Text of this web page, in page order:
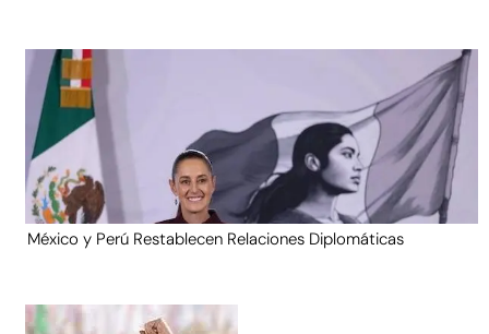
México y Perú Restablecen Relaciones Diplomáticas